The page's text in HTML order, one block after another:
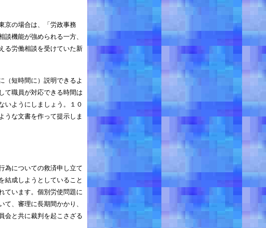
京の場合は、「労政事務
談機能が強められる一方、
る労働相談を受けていた新
（短時間に）説明できるよ
て職員が対応できる時間は
いようにしましょう。１０
うな文書を作って提示しま
為についての救済申し立て
結成しようとしていること
ています。個別労使問題に
、審理に長期間かかり、
会と共に裁判を起こさざる